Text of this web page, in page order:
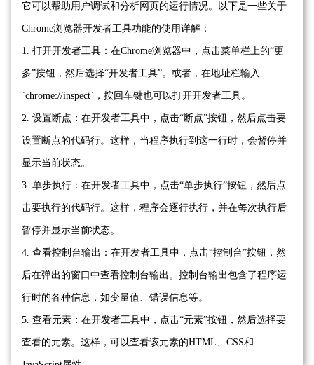
它可以帮助用户调试和分析网页的运行情况。以下是一些关于
Chrome浏览器开发者工具功能的使用详解：
1. 打开开发者工具：在Chrome浏览器中，点击菜单栏上的“更
多”按钮，然后选择“开发者工具”。或者，在地址栏输入
`chrome://inspect`，按回车键也可以打开开发者工具。
2. 设置断点：在开发者工具中，点击“断点”按钮，然后点击要
设置断点的代码行。这样，当程序执行到这一行时，会暂停并
显示当前状态。
3. 单步执行：在开发者工具中，点击“单步执行”按钮，然后点
击要执行的代码行。这样，程序会逐行执行，并在每次执行后
暂停并显示当前状态。
4. 查看控制台输出：在开发者工具中，点击“控制台”按钮，然
后在弹出的窗口中查看控制台输出。控制台输出包含了程序运
行时的各种信息，如变量值、错误信息等。
5. 查看元素：在开发者工具中，点击“元素”按钮，然后选择要
查看的元素。这样，可以查看该元素的HTML、CSS和